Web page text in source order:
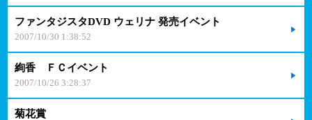
ファンタジスタDVD ウェリナ 発売イベント
2007/10/30 1:38:52
絢香 ＦＣイベント
2007/10/26 3:28:37
菊花賞